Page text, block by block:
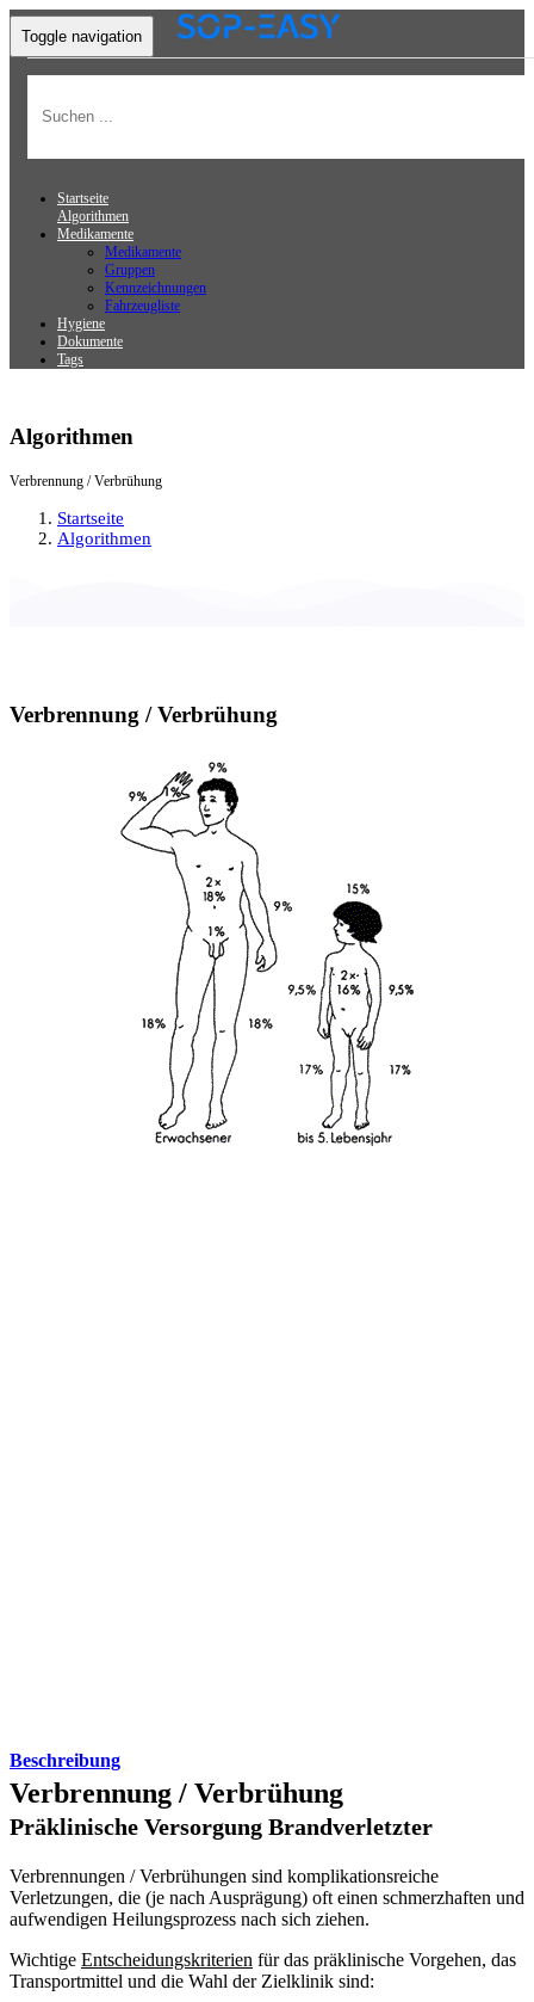
Toggle navigation
Startseite
Algorithmen
Medikamente
Medikamente
Gruppen
Kennzeichnungen
Fahrzeugliste
Hygiene
Dokumente
Tags
Algorithmen
Verbrennung / Verbrühung
Startseite
Algorithmen
Verbrennung / Verbrühung
Beschreibung
Verbrennung / Verbrühung
Präklinische Versorgung Brandverletzter
Verbrennungen / Verbrühungen sind komplikationsreiche
Verletzungen, die (je nach Ausprägung) oft einen schmerzhaften und
aufwendigen Heilungsprozess nach sich ziehen.
Wichtige Entscheidungskriterien für das präklinische Vorgehen, das
Transportmittel und die Wahl der Zielklinik sind: